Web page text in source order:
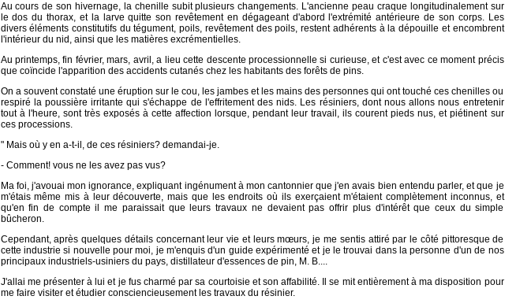
Au cours de son hivernage, la chenille subit plusieurs changements. L'ancienne peau craque longitudinalement sur
le dos du thorax, et la larve quitte son revêtement en dégageant d'abord l'extrémité antérieure de son corps. Les
divers éléments constitutifs du tégument, poils, revêtement des poils, restent adhérents à la dépouille et encombrent
l'intérieur du nid, ainsi que les matières excrémentielles.
Au printemps, fin février, mars, avril, a lieu cette descente processionnelle si curieuse, et c'est avec ce moment précis
que coïncide l'apparition des accidents cutanés chez les habitants des forêts de pins.
On a souvent constaté une éruption sur le cou, les jambes et les mains des personnes qui ont touché ces chenilles ou
respiré la poussière irritante qui s'échappe de l'effritement des nids. Les résiniers, dont nous allons nous entretenir
tout à l'heure, sont très exposés à cette affection lorsque, pendant leur travail, ils courent pieds nus, et piétinent sur
ces processions.
" Mais où y en a-t-il, de ces résiniers? demandai-je.
- Comment! vous ne les avez pas vus?
Ma foi, j'avouai mon ignorance, expliquant ingénument à mon cantonnier que j'en avais bien entendu parler, et que je
m'étais même mis à leur découverte, mais que les endroits où ils exerçaient m'étaient complètement inconnus, et
qu'en fin de compte il me paraissait que leurs travaux ne devaient pas offrir plus d'intérêt que ceux du simple
bûcheron.
Cependant, après quelques détails concernant leur vie et leurs mœurs, je me sentis attiré par le côté pittoresque de
cette industrie si nouvelle pour moi, je m'enquis d'un guide expérimenté et je le trouvai dans la personne d'un de nos
principaux industriels-usiniers du pays, distillateur d'essences de pin, M. B....
J'allai me présenter à lui et je fus charmé par sa courtoisie et son affabilité. Il se mit entièrement à ma disposition pour
me faire visiter et étudier consciencieusement les travaux du résinier.